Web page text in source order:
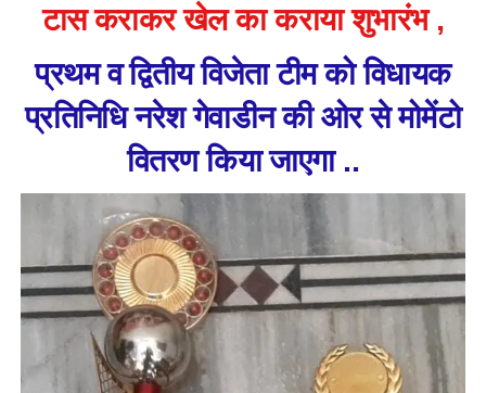
टास कराकर खेल का कराया शुभारंभ ,
प्रथम व द्वितीय विजेता टीम को विधायक
प्रतिनिधि नरेश गेवाडीन की ओर से मोमेंटो
वितरण किया जाएगा ..